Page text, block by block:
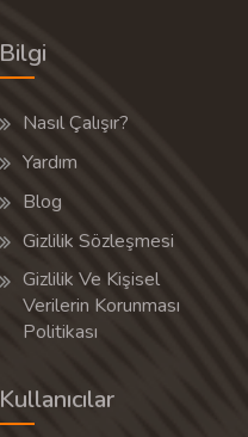
Bilgi
Nasıl Çalışır?
Yardım
Blog
Gizlilik Sözleşmesi
Gizlilik Ve Kişisel
Verilerin Korunması
Politikası
Kullanıcılar